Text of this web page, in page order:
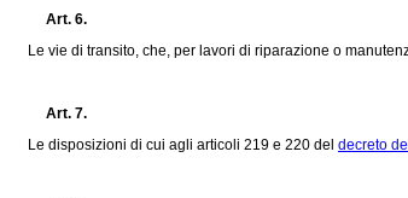
Art. 6.
Le vie di transito, che, per lavori di riparazione o
Art. 7.
Le disposizioni di cui agli articoli 219 e 220 del decreto